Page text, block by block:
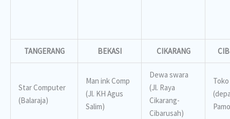
TANGERANG BEKASI CIKARANG
Star Computer
(Balaraja)
Man ink Comp
(Jl. KH Agus
Salim)
Dewa swara
(Jl. Raya
Cikarang-
Cibarusah)